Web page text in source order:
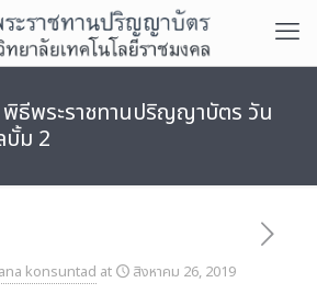
ธีพระราชทานปริญญาบัตร วัน
บั้ม 2
konsuntad at สิงหาคม 26, 2019